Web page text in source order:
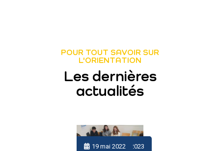
POUR TOUT SAVOIR SUR
L'ORIENTATION
Les dernières
actualités
11 février 2026
5 février 2026
12 novembre 2025
29 mars 2024
19 décembre 2023
26 juin 2023
19 mai 2022